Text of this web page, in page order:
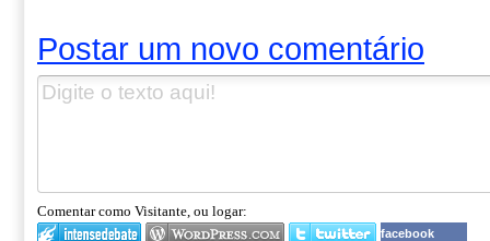
Postar um novo comentário
Comentar como Visitante, ou logar:
facebook